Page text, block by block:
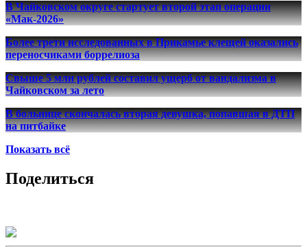
В Чайковском округе стартует второй этап операции
«Мак-2026»
Более трети исследованных в Прикамье клещей оказались
переносчиками боррелиоза
Свыше 5 млн рублей составил ущерб от вандализма в
Чайковском за лето
В больнице скончалась вторая девушка, попавшая в ДТП
на питбайке
Показать всё
Поделиться